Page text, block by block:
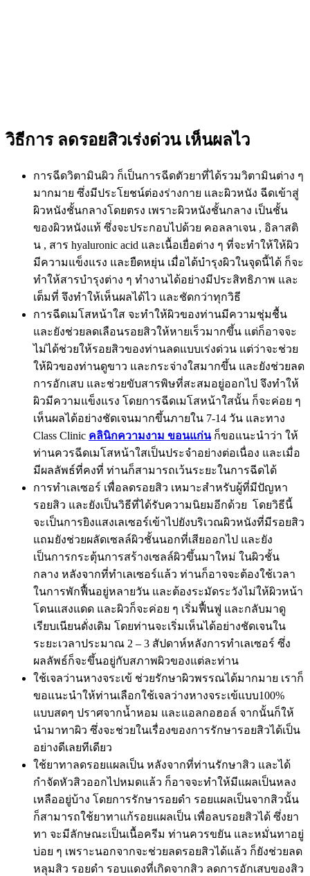
วิธีการ ลดรอยสิวเร่งด่วน เห็นผลไว
การฉีดวิตามินผิว ก็เป็นการฉีดตัวยาที่ได้รวมวิตามินต่าง ๆ
มากมาย ซึ่งมีประโยชน์ต่องร่างกาย และผิวหนัง ฉีดเข้าสู่
ผิวหนังชั้นกลางโดยตรง เพราะผิวหนังชั้นกลาง เป็นชั้น
ของผิวหนังแท้ ซึ่งจะประกอบไปด้วย คอลลาเจน , อิลาสติ
น , สาร hyaluronic acid และเนื้อเยื่อต่าง ๆ ที่จะทำให้ให้ผิว
มีความแข็งแรง และยืดหยุ่น เมื่อได้บำรุงผิวในจุดนี้ได้ ก็จะ
ทำให้สารบำรุงต่าง ๆ ทำงานได้อย่างมีประสิทธิภาพ และ
เต็มที่ จึงทำให้เห็นผลได้ไว และชัดกว่าทุกวิธี
การฉีดเมโสหน้าใส จะทำให้ผิวของท่านมีความชุ่มชื้น
และยังช่วยลดเลือนรอยสิวให้หายเร็วมากขึ้น แต่ก็อาจจะ
ไม่ได้ช่วยให้รอยสิวของท่านลดแบบเร่งด่วน แต่ว่าจะช่วย
ให้ผิวของท่านดูขาว และกระจ่างใสมากขึ้น และยังช่วยลด
การอักเสบ และช่วยขับสารพิษที่สะสมอยู่ออกไป จึงทำให้
ผิวมีความแข็งแรง โดยการฉีดเมโสหน้าใสนั้น ก็จะค่อย ๆ
เห็นผลได้อย่างชัดเจนมากขึ้นภายใน 7-14 วัน และทาง
Class Clinic คลินิกความงาม ขอนแก่นก็ขอแนะนำว่า ให้
ท่านควรฉีดเมโสหน้าใสเป็นประจำอย่างต่อเนื่อง และเมื่อ
มีผลลัพธ์ที่คงที่ ท่านก็สามารถเว้นระยะในการฉีดได้
การทำเลเซอร์ เพื่อลดรอยสิว เหมาะสำหรับผู้ที่มีปัญหา
รอยสิว และยังเป็นวิธีที่ได้รับความนิยมอีกด้วย โดยวิธีนี้
จะเป็นการยิงแสงเลเซอร์เข้าไปยังบริเวณผิวหนังที่มีรอยสิว
แถมยังช่วยผลัดเซลล์ผิวชั้นนอกที่เสียออกไป และยัง
เป็นการกระตุ้นการสร้างเซลล์ผิวขึ้นมาใหม่ ในผิวชั้น
กลาง หลังจากที่ทำเลเซอร์แล้ว ท่านก็อาจจะต้องใช้เวลา
ในการพักฟื้นอยู่หลายวัน และต้องระมัดระวังไม่ให้ผิวหน้า
โดนแสงแดด และผิวก็จะค่อย ๆ เริ่มฟื้นฟู และกลับมาดู
เรียบเนียนดั่งเดิม โดยท่านจะเริ่มเห็นได้อย่างชัดเจนใน
ระยะเวลาประมาณ 2 – 3 สัปดาห์หลังการทำเลเซอร์ ซึ่ง
ผลลัพธ์ก็จะขึ้นอยู่กับสภาพผิวของแต่ละท่าน
ใช้เจลว่านหางจระเข้ ช่วยรักษาผิวพรรณได้มากมาย เราก็
ขอแนะนำให้ท่านเลือกใช้เจลว่างหางจระเข้แบบ100%
แบบสดๆ ปราศจากน้ำหอม และแอลกอฮอล์ จากนั้นก็ให้
นำมาทาผิว ซึ่งจะช่วยในเรื่องของการรักษารอยสิวได้เป็น
อย่างดีเลยทีเดียว
ใช้ยาทาลดรอยแผลเป็น หลังจากที่ท่านรักษาสิว และได้
กำจัดหัวสิวออกไปหมดแล้ว ก็อาจจะทำให้มีแผลเป็นหลง
เหลืออยู่บ้าง โดยการรักษารอยดํา รอยแผลเป็นจากสิวนั้น
ก็สามารถใช้ยาทาแก้รอยแผลเป็น เพื่อลบรอยสิวได้ ซึ่งยา
ทา จะมีลักษณะเป็นเนื้อครีม ท่านควรขยัน และหมั่นทาอยู่
บ่อย ๆ เพราะนอกจากจะช่วยลดรอยสิวได้แล้ว ก็ยังช่วยลด
หลุมสิว รอยดำ รอบแดงที่เกิดจากสิว ลดการอักเสบของสิว